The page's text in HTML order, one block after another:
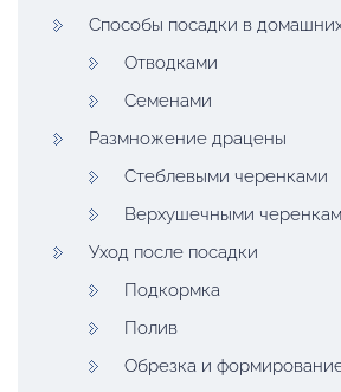
Способы посадки в
Отводками
Семенами
Размножение драцены
Стеблевыми черенками
Верхушечными
Уход после посадки
Подкормка
Полив
Обрезка и